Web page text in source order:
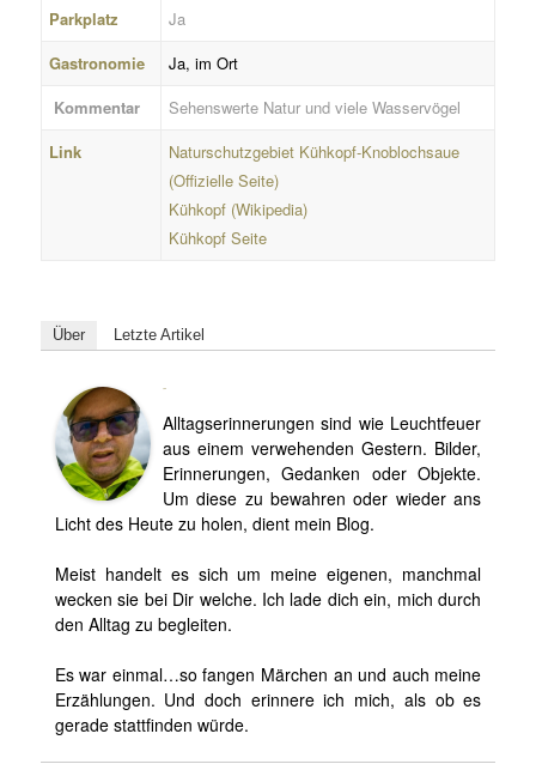
Parkplatz
Ja
Gastronomie
Ja, im Ort
Kommentar
Sehenswerte Natur und viele Wasservögel
Link
Naturschutzgebiet Kühkopf-Knoblochsaue
(Offizielle Seite)
Kühkopf (Wikipedia)
Kühkopf Seite
Über Letzte Artikel
Alltagserinnerungen sind wie Leuchtfeuer
aus einem verwehenden Gestern. Bilder,
Erinnerungen, Gedanken oder Objekte.
Um diese zu bewahren oder wieder ans
Licht des Heute zu holen, dient mein Blog.
Meist handelt es sich um meine eigenen, manchmal
wecken sie bei Dir welche. Ich lade dich ein, mich durch
den Alltag zu begleiten.
Es war einmal…so fangen Märchen an und auch meine
Erzählungen. Und doch erinnere ich mich, als ob es
gerade stattfinden würde.